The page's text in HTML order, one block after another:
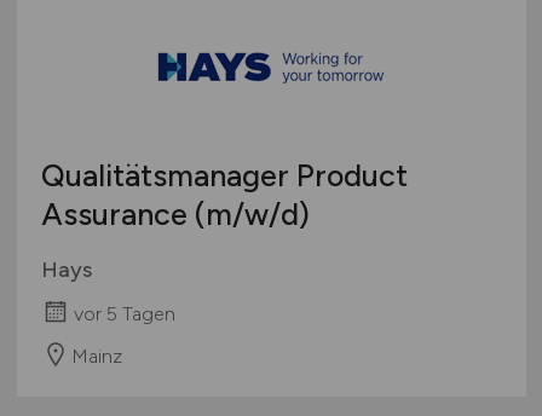
Qualitätsmanager Product
Assurance (m/w/d)
Hays
vor 5 Tagen
Mainz